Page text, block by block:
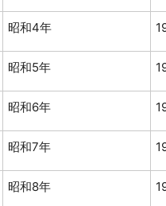
昭和4年
昭和5年
昭和6年
昭和7年
昭和8年